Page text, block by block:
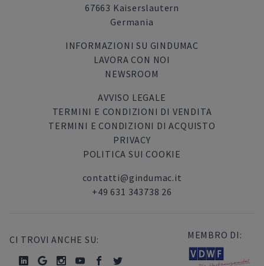
67663 Kaiserslautern
Germania
INFORMAZIONI SU GINDUMAC
LAVORA CON NOI
NEWSROOM
AVVISO LEGALE
TERMINI E CONDIZIONI DI VENDITA
TERMINI E CONDIZIONI DI ACQUISTO
PRIVACY
POLITICA SUI COOKIE
contatti@gindumac.it
+49 631 343738 26
CI TROVI ANCHE SU: MEMBRO DI: